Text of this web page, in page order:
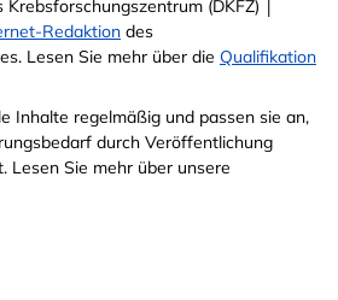
(DKFZ) │
Redaktion des
Lesen Sie mehr über die Qualifikation
Inhalte regelmäßig und passen sie an,
durch Veröffentlichung
Lesen Sie mehr über unsere